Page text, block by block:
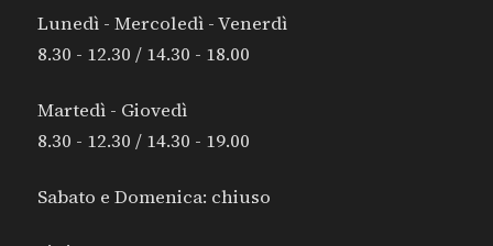
Lunedì - Mercoledì - Venerdì
8.30 - 12.30 / 14.30 - 18.00
Martedì - Giovedì
8.30 - 12.30 / 14.30 - 19.00
Sabato e Domenica: chiuso